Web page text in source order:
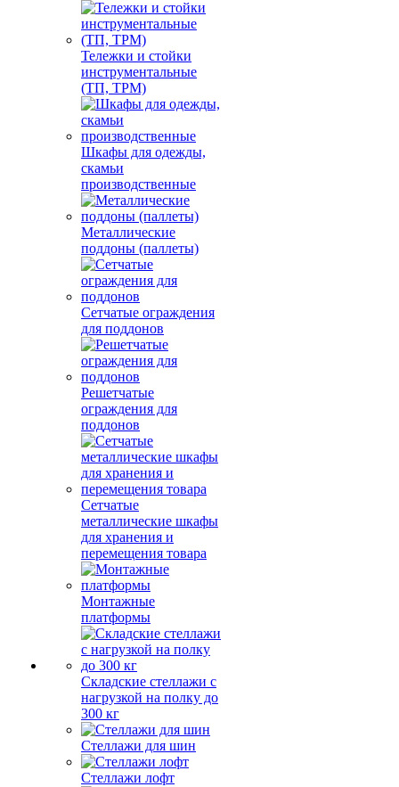
Тележки и стойки
инструментальные
(ТП, ТРМ)
Шкафы для одежды,
скамьи
производственные
Металлические
поддоны (паллеты)
Сетчатые ограждения
для поддонов
Решетчатые
ограждения для
поддонов
Сетчатые
металлические шкафы
для хранения и
перемещения товара
Монтажные
платформы
Складские стеллажи с
нагрузкой на полку до
300 кг
Стеллажи для шин
Стеллажи лофт